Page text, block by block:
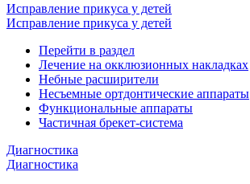
Исправление прикуса у детей
Исправление прикуса у детей
Перейти в раздел
Лечение на окклюзионных накладках
Небные расширители
Несъемные ортдонтические аппараты
Функциональные аппараты
Частичная брекет-система
Диагностика
Диагностика